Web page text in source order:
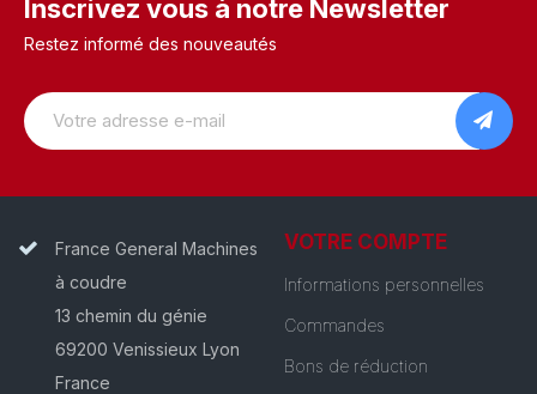
Inscrivez vous à notre Newsletter
Restez informé des nouveautés
France General Machines
à coudre
13 chemin du génie
69200 Venissieux Lyon
France
VOTRE COMPTE
Informations personnelles
Commandes
Bons de réduction